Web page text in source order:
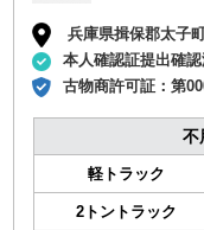
兵庫県揖保郡太子
本人確認証提出確
古物商許可証：第
不
軽トラック
2トントラック